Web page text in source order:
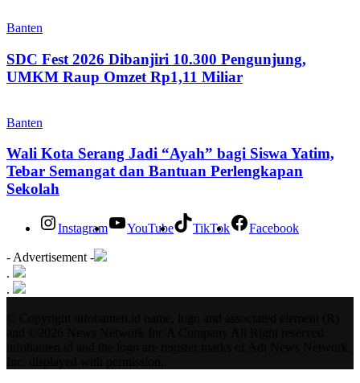
Banten
SDC Fest 2026 Dibanjiri 10.300 Pengunjung,
UMKM Raup Omzet Rp1,11 Miliar
Banten
Wali Kota Serang Jadi “Ayah” bagi Siswa Yatim,
Tebar Semangat dan Bantuan Perlengkapan
Sekolah
Instagram YouTube TikTok Facebook
- Advertisement -
.
.